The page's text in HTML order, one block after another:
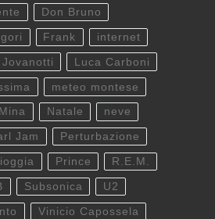
Don Bruno
Frank internet
Jovanotti Luca Carboni
meteo montese
Mina Natale neve
Jam Perturbazione
Prince R.E.M.
Subsonica U2
Vinicio Capossela